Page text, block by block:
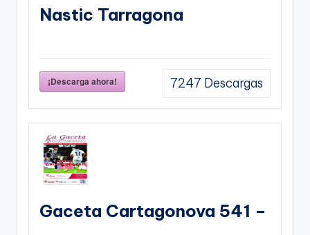
Nastic Tarragona
¡Descarga ahora! 7247 Descargas
Gaceta Cartagonova 541 –